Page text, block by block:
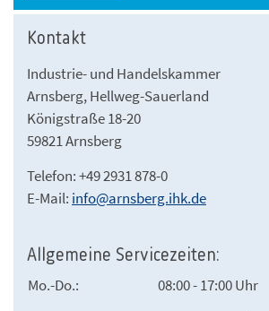
Kontakt
Industrie- und Handelskammer
Arnsberg, Hellweg-Sauerland
Königstraße 18-20
59821 Arnsberg
Telefon: +49 2931 878-0
E-Mail: info@arnsberg.ihk.de
Allgemeine Servicezeiten:
Mo.-Do.:
08:00 - 17:00 Uhr